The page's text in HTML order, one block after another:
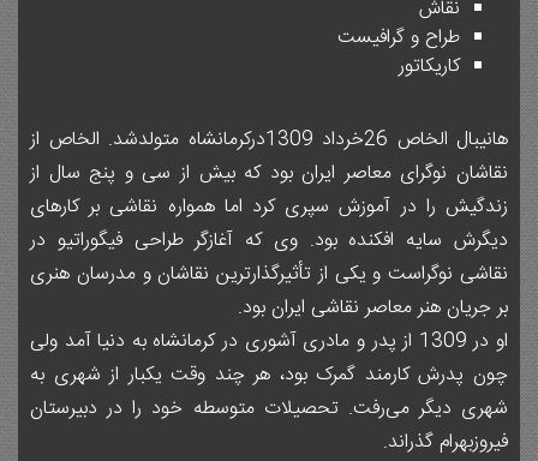
نقاش
طراح و گرافیست
كاريكاتور
هانیبال الخاص ۲۶خرداد ۱۳۰۹درکرمانشاه متولدشد. الخاص از
نقاشان نوگرای معاصر ایران بود که بیش از سی و پنج سال از
زندگیش را در آموزش سپری کرد اما همواره نقاشی بر کارهای
دیگرش سایه افکنده بود. وی که آغازگر طراحی فیگوراتیو در
نقاشی نوگراست و یکی از تأثیرگذارترین نقاشان و مدرسان هنری
بر جریان هنر معاصر نقاشی ایران بود.
او در ۱۳۰۹ از پدر و مادری آشوری در کرمانشاه به دنیا آمد ولی
چون پدرش کارمند گمرک بود، هر چند وقت یکبار از شهری به
شهری دیگر می‌رفت. تحصیلات متوسطه خود را در دبیرستان
فیروزبهرام گذراند.